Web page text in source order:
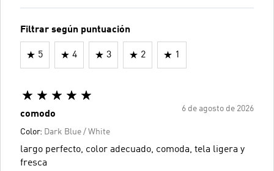
Filtrar según puntuación
5 4 3 2 1
6 de agosto de 2026
comodo
Color: Dark Blue / White
largo perfecto, color adecuado, comoda, tela ligera y
fresca